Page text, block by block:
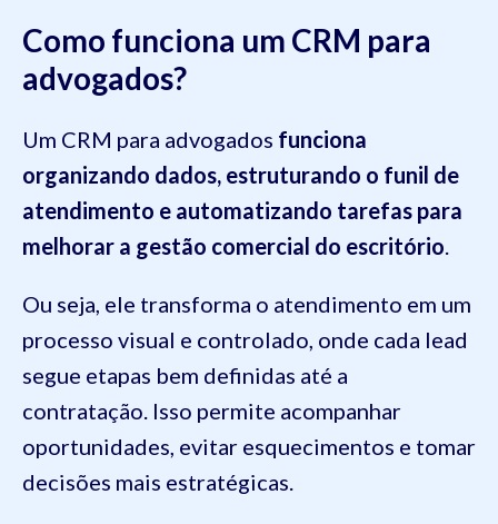
Como funciona um CRM para
advogados?
Um CRM para advogados funciona
organizando dados, estruturando o funil de
atendimento e automatizando tarefas para
melhorar a gestão comercial do escritório
Ou seja, ele transforma o atendimento em um
processo visual e controlado, onde cada lead
segue etapas bem definidas até a
contratação. Isso permite acompanhar
oportunidades, evitar esquecimentos e tomar
decisões mais estratégicas.